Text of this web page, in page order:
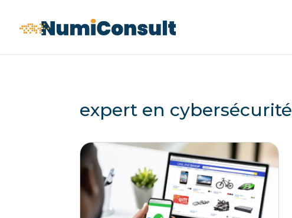
expert en cybersécurité